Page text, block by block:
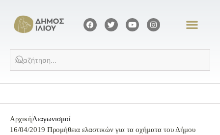
ΑρχικήΔιαγωνισμοί
16/04/2019 Προμήθεια ελαστικών για τα οχήματα του Δήμου